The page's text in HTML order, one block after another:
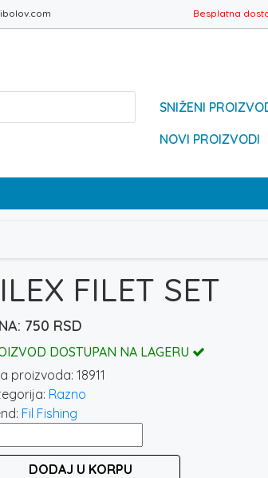
Besplatna
SNIŽENI
NOVI PROIZVODI
FILET SET
750 RSD
DOSTUPAN NA LAGERU
proizvoda: 18911
Razno
Fil Fishing
DODAJ U KORPU